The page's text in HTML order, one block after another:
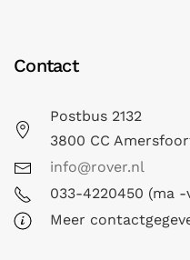
Contact
Postbus 2132
3800 CC
info@rover.nl
033-4220450 (ma
Meer